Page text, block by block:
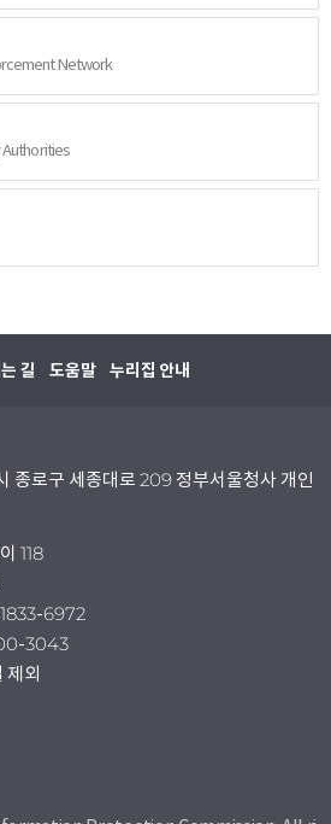
Network
Authorities
길 도움말 누리집 안내
종로구 세종대로 209 정부서울청사 개인
118
6972
3043
제외